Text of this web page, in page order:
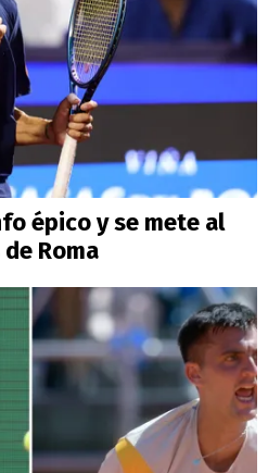
épico y se mete al
Roma